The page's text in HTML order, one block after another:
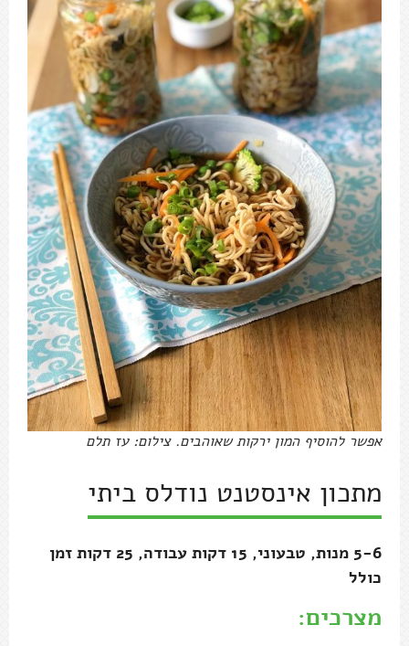
אפשר להוסיף המון ירקות שאוהבים. צילום: עז תלם
מתכון אינסטנט נודלס ביתי
5-6 מנות, טבעוני, 15 דקות עבודה, 25 דקות זמן
כולל
מצרכים: